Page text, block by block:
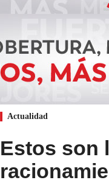
Actualidad
Estos son